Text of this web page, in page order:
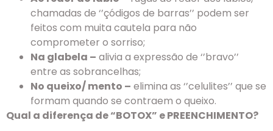
chamadas de ‘’çódigos de barras’’ podem ser
feitos com muita cautela para não
comprometer o sorriso;
Na glabela – alivia a expressão de ‘’bravo’’
entre as sobrancelhas;
No queixo/ mento – elimina as ‘’celulites’’ que se
formam quando se contraem o queixo.
Qual a diferença de “BOTOX” e PREENCHIMENTO?